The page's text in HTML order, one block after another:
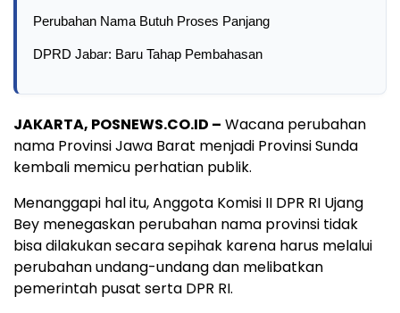
Perubahan Nama Butuh Proses Panjang
DPRD Jabar: Baru Tahap Pembahasan
JAKARTA, POSNEWS.CO.ID – Wacana perubahan
nama Provinsi Jawa Barat menjadi Provinsi Sunda
kembali memicu perhatian publik.
Menanggapi hal itu, Anggota Komisi II DPR RI Ujang
Bey menegaskan perubahan nama provinsi tidak
bisa dilakukan secara sepihak karena harus melalui
perubahan undang-undang dan melibatkan
pemerintah pusat serta DPR RI.